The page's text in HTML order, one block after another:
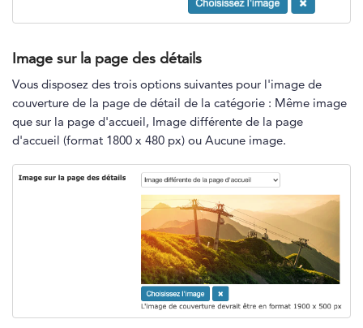
Image sur la page des détails
Vous disposez des trois options suivantes pour l'image de
couverture de la page de détail de la catégorie : Même image
que sur la page d'accueil, Image différente de la page
d'accueil (format 1800 x 480 px) ou Aucune image.